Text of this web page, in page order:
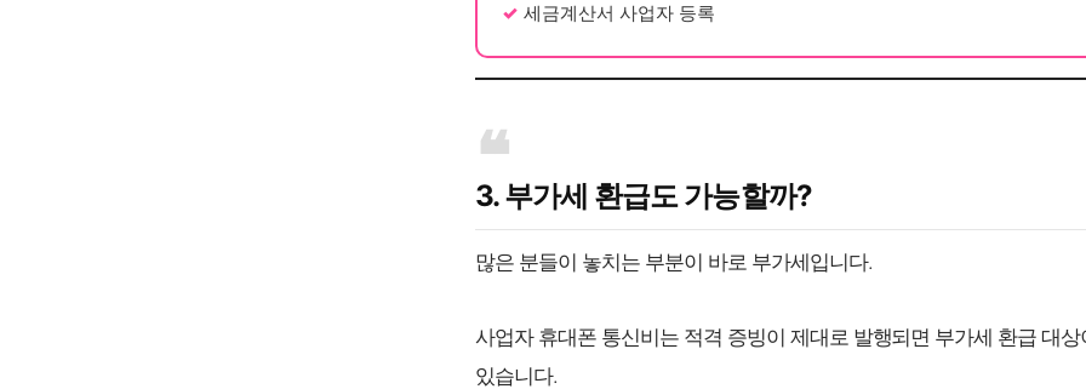
세금계산서 사업자 등록
3. 부가세 환급도 가능할까?
많은 분들이 놓치는 부분이 바로 부가세입니다.
사업자 휴대폰 통신비는 적격 증빙이 제대로 발행되면 부가세 환급 대상
있습니다.